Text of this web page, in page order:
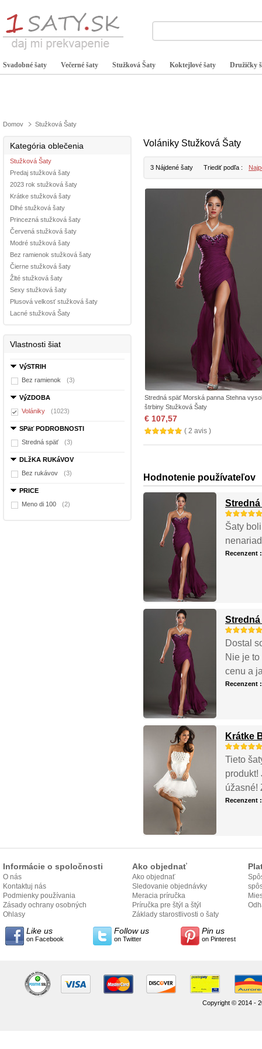
Svadobné šaty Večerné šaty Stužková Šaty Koktejlové šaty Družičky
Domov Stužková Šaty
Kategória oblečenia
Stužková Šaty
Predaj stužková šaty
2023 rok stužková šaty
Krátke stužková šaty
Dlhé stužková šaty
Princezná stužková šaty
Červená stužková šaty
Modré stužková šaty
Bez ramienok stužková šaty
Čierne stužková šaty
Žlté stužková šaty
Sexy stužková šaty
Plusová velkosť stužková šaty
Lacné stužková Šaty
Vlastnosti šiat
VýSTRIH
Bez ramienok
(3)
VýZDOBA
Volániky
(1023)
SPäť PODROBNOSTI
Stredná späť
(3)
DLžKA RUKáVOV
Bez rukávov
(3)
PRICE
Meno di 100
(2)
Volániky Stužková Šaty
3 Nájdené šaty Triediť podľa :
Stredná späť Morská panna Stehna
štrbiny Stužková Šaty
€ 107,57
( 2 avis )
Hodnotenie používateľov
Šaty
Recenzent
Dostal
Nie je
cenu a
Recenzent
Krátke
Tieto
produkt!
úžasné!
Recenzent
Informácie o spoločnosti
O nás
Kontaktuj nás
Podmienky používania
Zásady ochrany osobných
údajov
Ohlasy
Ako objednať
Ako objednať
Sledovanie objednávky
Meracia príručka
Príručka pre štýl a štýl
Základy starostlivosti o šaty
Like us
on Facebook
Follow us
on Twitter
Pin us
on Pinterest
Copyright © 2014 -